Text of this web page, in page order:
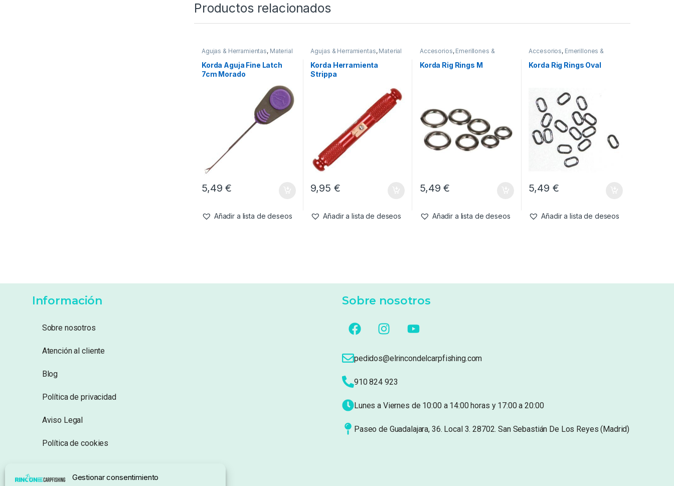
Gestionar consentimiento
Productos relacionados
Agujas & Herramientas, Material
Montajes
Korda Aguja Fine Latch
7cm Morado
5,49€
Añadir a lista de deseos
Agujas & Herramientas, Material
Montajes
Korda Herramienta
Strippa
9,95 €
Añadir a lista de deseos
Accesorios, Emerillones &
Montajes
Korda Rig Rings M
5,49€
Añadir a lista de deseos
Accesorios, Emerillones &
Montajes
Korda Rig Rings Oval
5,49 €
Añadir a lista de deseos
Información
Sobre nosotros
Atención al cliente
Blog
Política de privacidad
Aviso Legal
Política de cookies
Sobre nosotros
pedidos@elrincondelcarpfishing.com
910 824 923
Lunes a Viernes de 10:00 a 14:00 horas y 17:00 a 20:00
Paseo de Guadalajara, 36. Local 3. 28702. San Sebastián De Los Reyes (Madrid)